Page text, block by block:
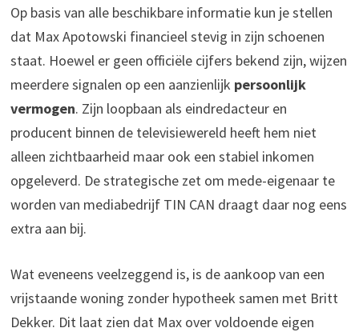
Op basis van alle beschikbare informatie kun je stellen
dat Max Apotowski financieel stevig in zijn schoenen
staat. Hoewel er geen officiële cijfers bekend zijn, wijzen
meerdere signalen op een aanzienlijk persoonlijk
vermogen. Zijn loopbaan als eindredacteur en
producent binnen de televisiewereld heeft hem niet
alleen zichtbaarheid maar ook een stabiel inkomen
opgeleverd. De strategische zet om mede-eigenaar te
worden van mediabedrijf TIN CAN draagt daar nog eens
extra aan bij.
Wat eveneens veelzeggend is, is de aankoop van een
vrijstaande woning zonder hypotheek samen met Britt
Dekker. Dit laat zien dat Max over voldoende eigen